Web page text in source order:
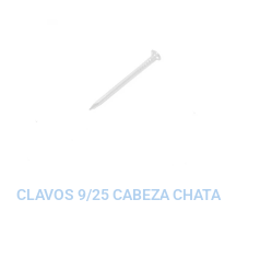
CLAVOS 9/25 CABEZA CHATA